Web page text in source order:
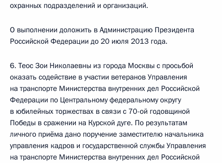
охранных подразделений и организаций.
О выполнении доложить в Администрацию Президента
Российской Федерации до 20 июля 2013 года.
6. Теос Зои Николаевны из города Москвы с просьбой
оказать содействие в участии ветеранов Управления
на транспорте Министерства внутренних дел Российской
Федерации по Центральному федеральному округу
в юбилейных торжествах в связи с 70-ой годовщиной
Победы в сражении на Курской дуге. По результатам
личного приёма дано поручение заместителю начальника
управления кадров и государственной службы Управления
на транспорте Министерства внутренних дел Российской